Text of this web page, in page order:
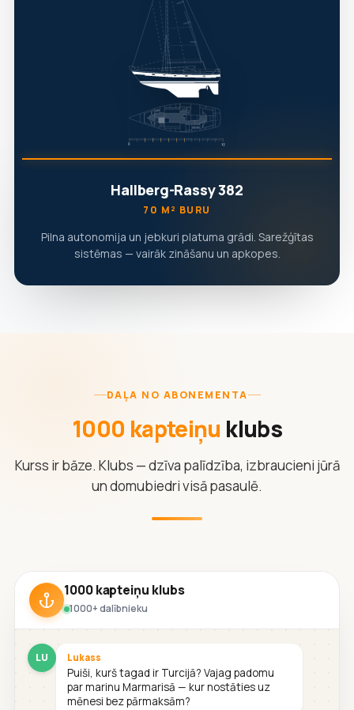
Hallberg-Rassy 382
70 M² BURU
Pilna autonomija un jebkuri platuma grādi. Sarežģītas
sistēmas — vairāk zināšanu un apkopes.
DAĻA NO ABONEMENTA
1000 kapteiņu klubs
Kurss ir bāze. Klubs — dzīva palīdzība, izbraucieni jūrā
un domubiedri visā pasaulē.
1000 kapteiņu klubs
1000+ dalībnieku
LU Lukass
Puiši, kurš tagad ir Turcijā? Vajag padomu
par marinu Marmarisā — kur nostāties uz
mēnesi bez pārmaksām?